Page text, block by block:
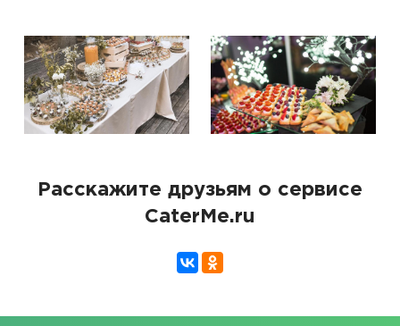
Расскажите друзьям о сервисе
CaterMe.ru